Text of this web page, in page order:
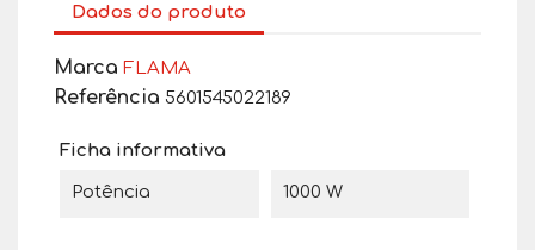
Dados do produto
Marca FLAMA
Referência 5601545022189
Ficha informativa
Potência 1000 W